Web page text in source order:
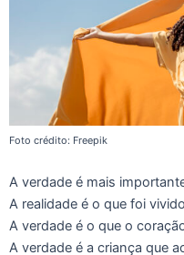
Foto crédito: Freepik
A verdade é mais
A realidade é o que foi
A verdade é o que o
A verdade é a criança que